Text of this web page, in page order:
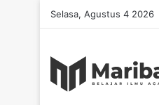
Selasa, Agustus 4 2026